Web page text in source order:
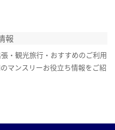
報
・観光旅行・おすすめのご利用
マンスリーお役立ち情報をご紹